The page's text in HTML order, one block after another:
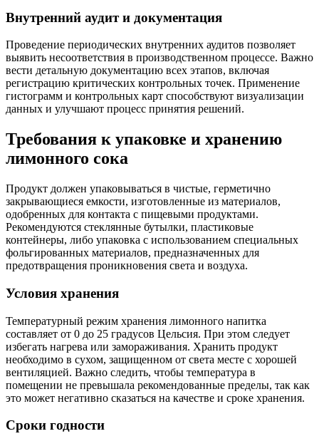
Внутренний аудит и документация
Проведение периодических внутренних аудитов позволяет
выявить несоответствия в производственном процессе. Важно
вести детальную документацию всех этапов, включая
регистрацию критических контрольных точек. Применение
гистограмм и контрольных карт способствуют визуализации
данных и улучшают процесс принятия решений.
Требования к упаковке и хранению
лимонного сока
Продукт должен упаковываться в чистые, герметично
закрывающиеся емкости, изготовленные из материалов,
одобренных для контакта с пищевыми продуктами.
Рекомендуются стеклянные бутылки, пластиковые
контейнеры, либо упаковка с использованием специальных
фольгированных материалов, предназначенных для
предотвращения проникновения света и воздуха.
Условия хранения
Температурный режим хранения лимонного напитка
составляет от 0 до 25 градусов Цельсия. При этом следует
избегать нагрева или замораживания. Хранить продукт
необходимо в сухом, защищенном от света месте с хорошей
вентиляцией. Важно следить, чтобы температура в
помещении не превышала рекомендованные пределы, так как
это может негативно сказаться на качестве и сроке хранения.
Сроки годности